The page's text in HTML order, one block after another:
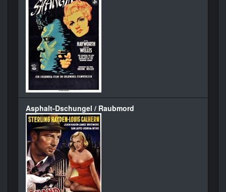
Asphalt-Dschungel / Raubmord